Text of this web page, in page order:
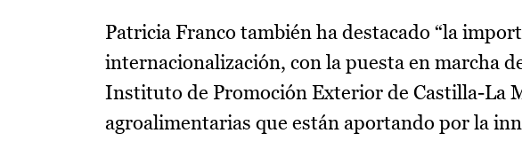
Patricia Franco también ha destacado “la
internacionalización, con la puesta en marcha
Instituto de Promoción Exterior de Castilla-La
agroalimentarias que están aportando por la